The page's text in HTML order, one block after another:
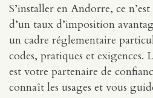
S’installer en Andorre, ce
d’un taux d’imposition
un cadre réglementaire
codes, pratiques et exigences.
est votre partenaire de
connaît les usages et vous